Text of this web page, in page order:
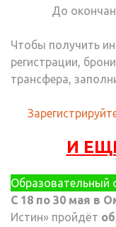
До
Чтобы получить
регистрации,
трансфера,
И
Образовательный
С 18 по 30 мая в
Истин» пройдёт